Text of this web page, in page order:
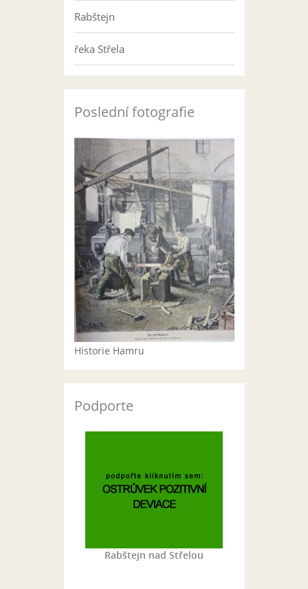
Rabštejn
řeka Střela
Poslední fotografie
Historie Hamru
Podporte
Rabštejn nad Střelou